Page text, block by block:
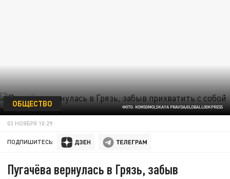
ФОТО: KOMSOMOLSKAYA PRAVDA/GLOBALLOOKPRESS
ОБЩЕСТВО
03 НОЯБРЯ 10:29
ПОДПИШИТЕСЬ:
Пугачёва вернулась в Грязь, забыв